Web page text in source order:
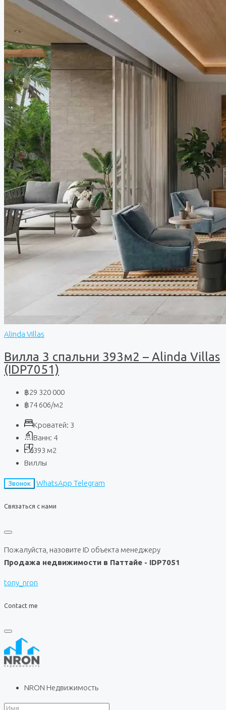
Alinda Villas
Вилла 3 спальни 393м2 – Alinda Villas
(IDP7051)
฿29 320 000
฿74 606/м2
Кроватей: 3
Ванн: 4
393 м2
Виллы
Звонок WhatsApp Telegram
Связаться с нами
Пожалуйста, назовите ID объекта менеджеру
Продажа недвижимости в Паттайе - IDP7051
tony_nron
Contact me
NRON Недвижимость